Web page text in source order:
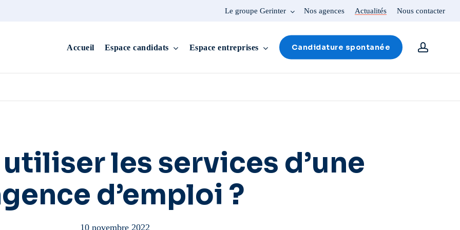
Le groupe Gerinter Nos agences Actualités Nous contacter
Accueil Espace candidats Espace entreprises Candidature spontanée account
les services d’une
d’emploi ?
10 novembre 2022